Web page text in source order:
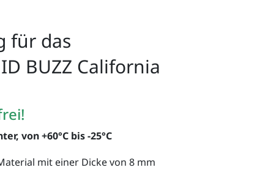
für das
BUZZ California
von +60°C bis -25°C
mit einer Dicke von 8 mm